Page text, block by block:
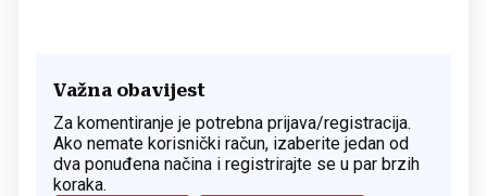
Važna obavijest
Za komentiranje je potrebna prijava/registracija.
Ako nemate korisnički račun, izaberite jedan od
dva ponuđena načina i registrirajte se u par brzih
koraka.